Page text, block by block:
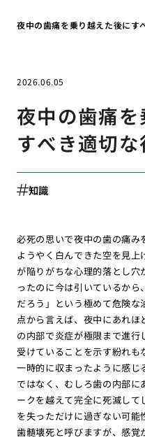
夜中の歯痛を乗り越えた後にす
2026.06.05
夜中の歯痛
すべき適切な
知識
必死の思いで夜中の歯の痛み
ようやく白んできた空を見
が陥りがちな心理的落とし
ったのに今は引いているか
だろう」という極めて危険
点から言えば、夜中にあれ
の内部で炎症が極限まで進
受けていることを示す紛れ
一時的に収まったように感じ
ではなく、むしろ歯の内部
ークを越えて完全に死滅し
を失っただけに過ぎない可
歯髄壊死と呼びますが、感